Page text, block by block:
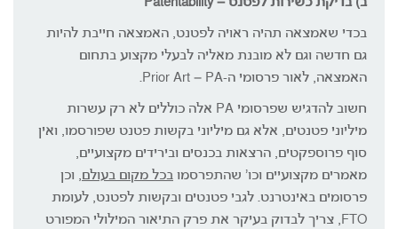
ב) בדיקת כשירות לפטנט – Patentability
בכדי שאמצאה תהיה ראויה לפטנט, האמצאה חייבת להיות
גם חדשה וגם לא מובנת מאליה לבעלי מקצוע בתחום
האמצאה, לאור פרסומי ה-Prior Art – PA.
חשוב להדגיש שפרסומי PA אלה כוללים לא רק עשרות
מיליוני פטנטים, אלא גם מיליוני בקשות פטנט שפורסמו, ואין
סוף פרוספקטים, הרצאות בכנסים ובירידים מקצועיים,
מאמרים מקצועיים וכו' שהתפרסמו בכל מקום בעולם, וכן
פרסומים באינטרנט. לגבי פטנטים ובקשות לפטנט, לעומת
FTO, צריך לבדוק בעיקר את פרק התיאור המילולי המפורט